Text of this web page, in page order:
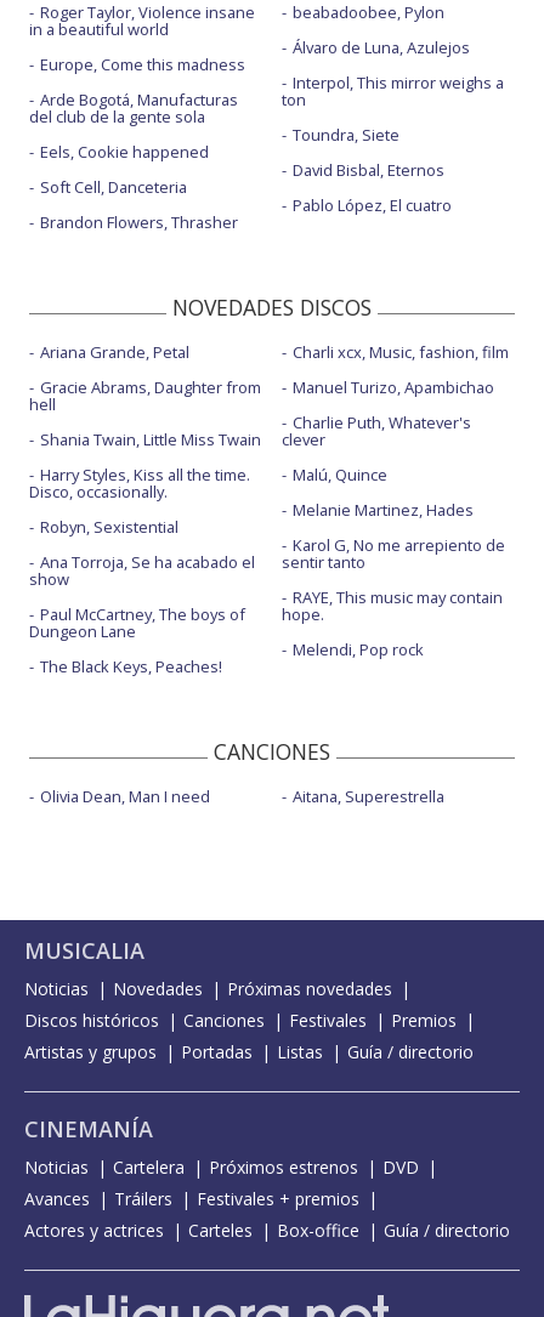
Roger Taylor, Violence insane
in a beautiful world
Europe, Come this madness
Arde Bogotá, Manufacturas
del club de la gente sola
Eels, Cookie happened
Soft Cell, Danceteria
Brandon Flowers, Thrasher
beabadoobee, Pylon
Álvaro de Luna, Azulejos
Interpol, This mirror weighs a
ton
Toundra, Siete
David Bisbal, Eternos
Pablo López, El cuatro
NOVEDADES DISCOS
Ariana Grande, Petal
Gracie Abrams, Daughter from
hell
Shania Twain, Little Miss Twain
Harry Styles, Kiss all the time.
Disco, occasionally.
Robyn, Sexistential
Ana Torroja, Se ha acabado el
show
Paul McCartney, The boys of
Dungeon Lane
The Black Keys, Peaches!
Charli xcx, Music, fashion, film
Manuel Turizo, Apambichao
Charlie Puth, Whatever's
clever
Malú, Quince
Melanie Martinez, Hades
Karol G, No me arrepiento de
sentir tanto
RAYE, This music may contain
hope.
Melendi, Pop rock
CANCIONES
Olivia Dean, Man I need Aitana, Superestrella
MUSICALIA
Noticias Novedades
Próximas novedades
Discos históricos
Canciones Festivales
Premios
Artistas y grupos
Portadas Listas Guía / directorio
CINEMANÍA
Noticias Cartelera Próximos estrenos
DVD
Avances
Tráilers
Festivales + premios
Actores y actrices
Carteles Box-office Guía / directorio